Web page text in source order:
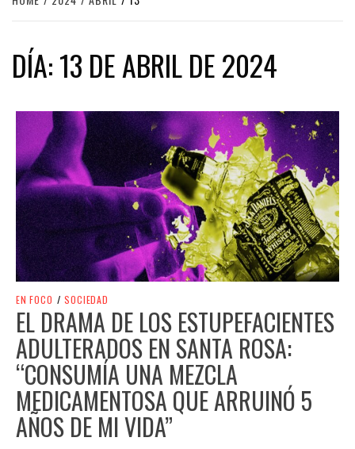
DÍA:13 DE ABRIL DE 2024
EN FOCO / SOCIEDAD
EL DRAMA DE LOS ESTUPEFACIENTES
ADULTERADOS EN SANTA ROSA:
“CONSUMÍA UNA MEZCLA
MEDICAMENTOSA QUE ARRUINÓ 5
AÑOS DE MI VIDA”